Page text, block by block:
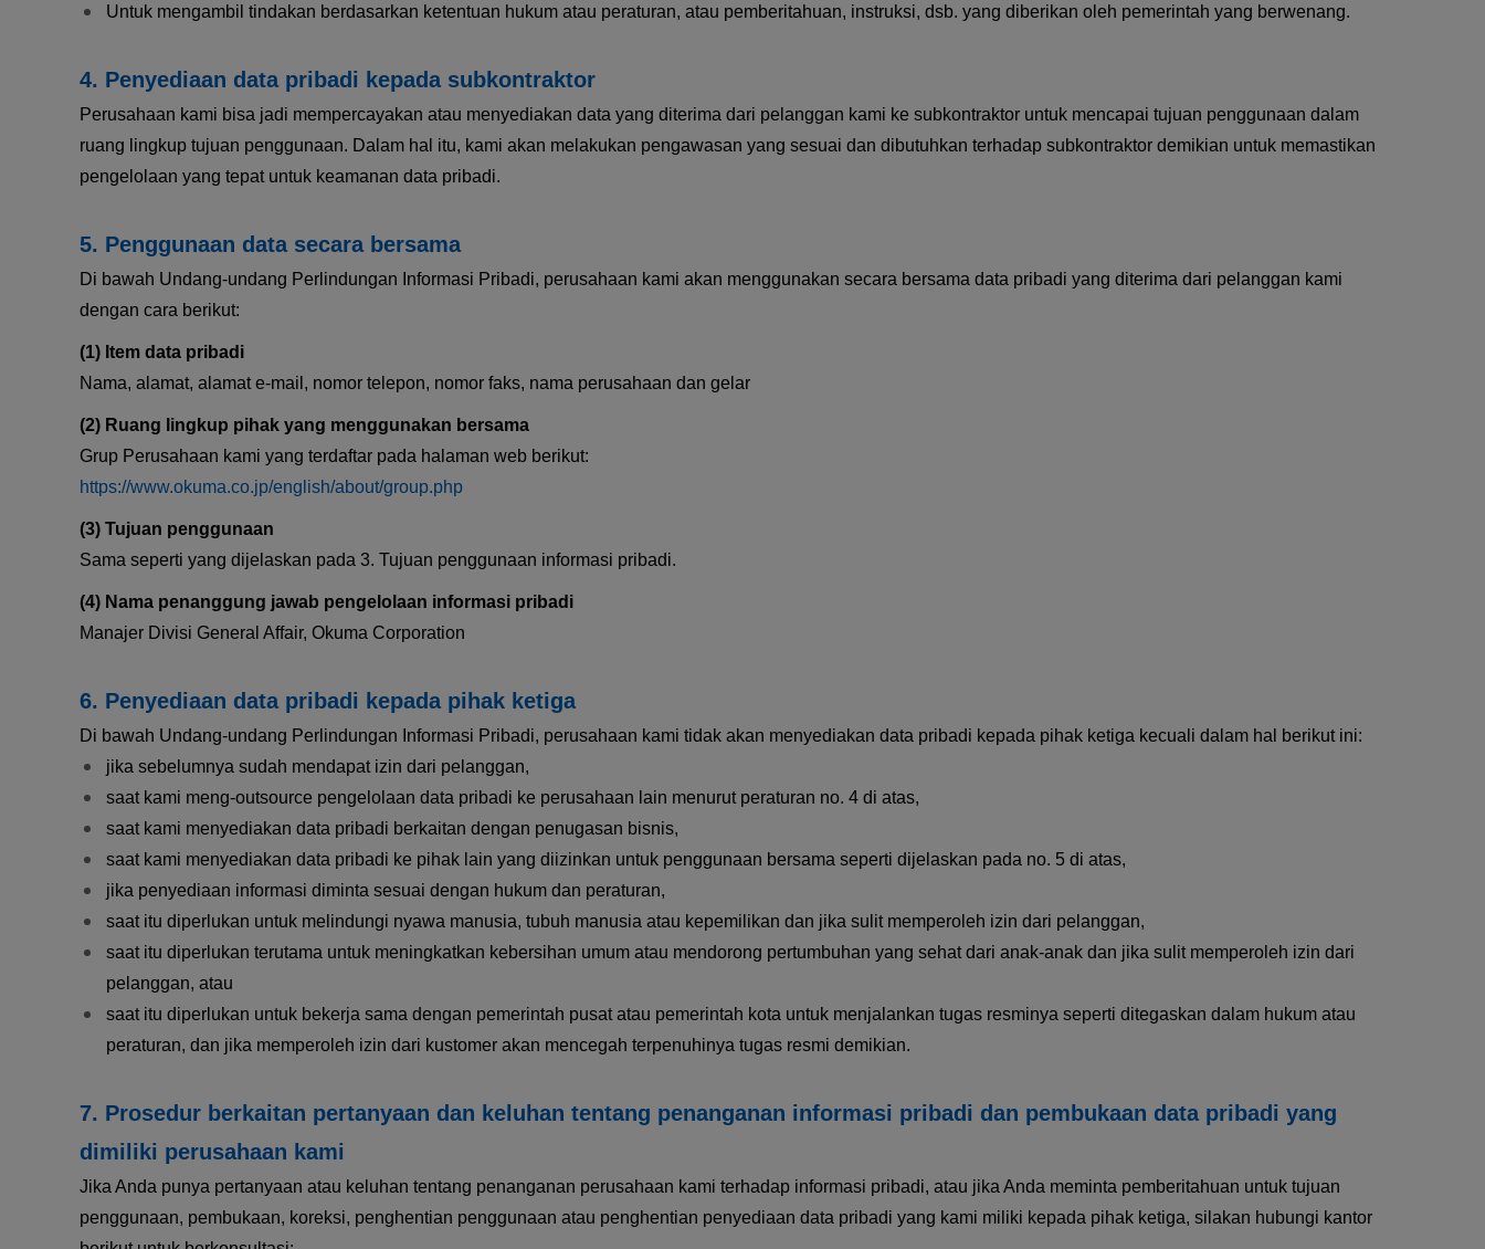
Untuk mengambil tindakan berdasarkan ketentuan hukum atau peraturan, atau pemberitahuan, instruksi, dsb. yang diberikan oleh pemerintah yang berwenang.
Penyediaan data pribadi kepada subkontraktor
Perusahaan kami bisa jadi mempercayakan atau menyediakan data yang diterima dari pelanggan kami ke subkontraktor untuk mencapai tujuan penggunaan dalam
ruang lingkup tujuan penggunaan. Dalam hal itu, kami akan melakukan pengawasan yang sesuai dan dibutuhkan terhadap subkontraktor demikian untuk memastikan
pengelolaan yang tepat untuk keamanan data pribadi.
Penggunaan data secara bersama
Di bawah Undang-undang Perlindungan Informasi Pribadi, perusahaan kami akan menggunakan secara bersama data pribadi yang diterima dari pelanggan kami
dengan cara berikut:
Item data pribadi
Nama, alamat, alamat e-mail, nomor telepon, nomor faks, nama perusahaan dan gelar
Ruang lingkup pihak yang menggunakan bersama
Grup Perusahaan kami yang terdaftar pada halaman web berikut:
https://www.okuma.co.jp/english/about/group.php
Tujuan penggunaan
Sama seperti yang dijelaskan pada 3. Tujuan penggunaan informasi pribadi.
Nama penanggung jawab pengelolaan informasi pribadi
Manajer Divisi General Affair, Okuma Corporation
Penyediaan data pribadi kepada pihak ketiga
Di bawah Undang-undang Perlindungan Informasi Pribadi, perusahaan kami tidak akan menyediakan data pribadi kepada pihak ketiga kecuali dalam hal berikut ini:
jika sebelumnya sudah mendapat izin dari pelanggan,
saat kami meng-outsource pengelolaan data pribadi ke perusahaan lain menurut peraturan no. 4 di atas,
saat kami menyediakan data pribadi berkaitan dengan penugasan bisnis,
saat kami menyediakan data pribadi ke pihak lain yang diizinkan untuk penggunaan bersama seperti dijelaskan pada no. 5 di atas,
jika penyediaan informasi diminta sesuai dengan hukum dan peraturan,
saat itu diperlukan untuk melindungi nyawa manusia, tubuh manusia atau kepemilikan dan jika sulit memperoleh izin dari pelanggan,
saat itu diperlukan terutama untuk meningkatkan kebersihan umum atau mendorong pertumbuhan yang sehat dari anak-anak dan jika sulit memperoleh izin dari
pelanggan, atau
saat itu diperlukan untuk bekerja sama dengan pemerintah pusat atau pemerintah kota untuk menjalankan tugas resminya seperti ditegaskan dalam hukum atau
peraturan, dan jika memperoleh izin dari kustomer akan mencegah terpenuhinya tugas resmi demikian.
Prosedur berkaitan pertanyaan dan keluhan tentang penanganan informasi pribadi dan pembukaan data pribadi yang
dimiliki perusahaan kami
Jika Anda punya pertanyaan atau keluhan tentang penanganan perusahaan kami terhadap informasi pribadi, atau jika Anda meminta pemberitahuan untuk tujuan
penggunaan, pembukaan, koreksi, penghentian penggunaan atau penghentian penyediaan data pribadi yang kami miliki kepada pihak ketiga, silakan hubungi kantor